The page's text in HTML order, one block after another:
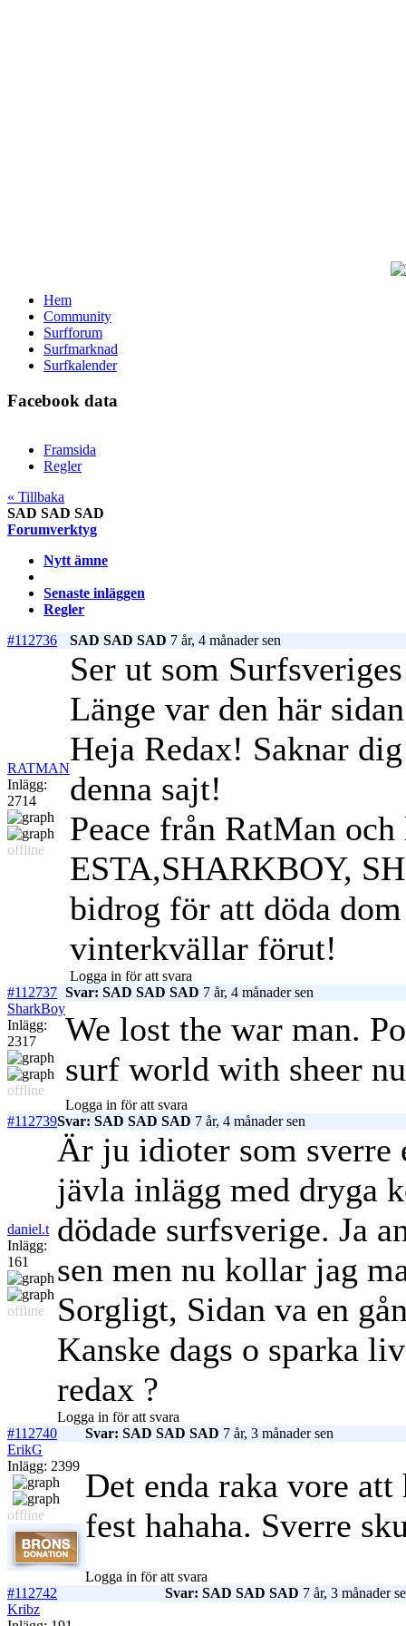
Hem
Community
Surfforum
Surfmarknad
Surfkalender
Facebook data
Framsida
Regler
« Tillbaka
SAD SAD SAD
Forumverktyg
Nytt ämne
Senaste inläggen
Regler
#112736
SAD SAD SAD 7 år, 4 månader sen
RATMAN
Inlägg:
2714
offline
Ser ut som
Länge var den här
Heja Redax! Saknar
denna sajt!
Peace från RatMan
ESTA,SHARKBOY,
bidrog för att döda
vinterkvällar förut!
Logga in för att svara
#112737 Svar: SAD SAD SAD 7 år, 4 månader sen
SharkBoy
Inlägg:
2317
offline
We lost the war man.
surf world with sheer
Logga in för att svara
#112739Svar: SAD SAD SAD 7 år, 4 månader sen
daniel.t
Inlägg:
161
offline
Är ju idioter som sverre
jävla inlägg med dryga
dödade surfsverige. Ja
sen men nu kollar jag
Sorgligt, Sidan va en
Kanske dags o sparka
redax ?
Logga in för att svara
#112740
Svar: SAD SAD SAD 7 år, 3 månader sen
ErikG
Inlägg: 2399
offline
Det enda raka vore
fest hahaha. Sverre
Logga in för att svara
#112742
Svar: SAD SAD SAD 7 år, 3 månader
Kribz